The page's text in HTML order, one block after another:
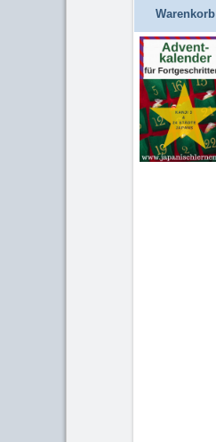
Warenkorb